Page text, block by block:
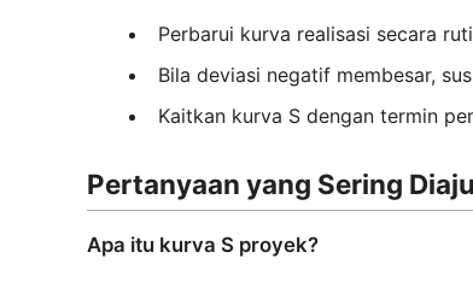
Perbarui kurva realisasi secara
Bila deviasi negatif membesar,
Kaitkan kurva S dengan termin
Pertanyaan yang Sering
Apa itu kurva S proyek?